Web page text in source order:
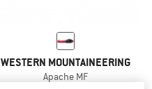
WESTERN MOUNTAINEERING
Apache MF